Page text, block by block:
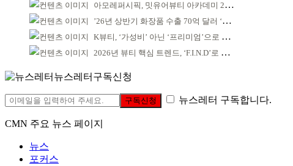
아모레퍼시픽, 밋유어뷰티 아카데미 2기 발대식
’26년 상반기 화장품 수출 70억 달러 ‘역대 최고’
K뷰티, ‘가성비’ 아닌 ‘프리미엄’으로 승부걸어야
2026년 뷰티 핵심 트렌드, ‘F.I.N.D’로 읽는다
뉴스레터구독신청
구독신청 뉴스레터 구독합니다.
CMN 주요 뉴스 페이지
뉴스
포커스